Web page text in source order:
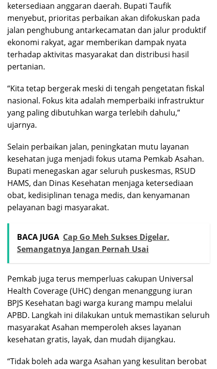
ketersediaan anggaran daerah. Bupati Taufik
menyebut, prioritas perbaikan akan difokuskan pada
jalan penghubung antarkecamatan dan jalur produktif
ekonomi rakyat, agar memberikan dampak nyata
terhadap aktivitas masyarakat dan distribusi hasil
pertanian.
“Kita tetap bergerak meski di tengah pengetatan fiskal
nasional. Fokus kita adalah memperbaiki infrastruktur
yang paling dibutuhkan warga terlebih dahulu,”
ujarnya.
Selain perbaikan jalan, peningkatan mutu layanan
kesehatan juga menjadi fokus utama Pemkab Asahan.
Bupati menegaskan agar seluruh puskesmas, RSUD
HAMS, dan Dinas Kesehatan menjaga ketersediaan
obat, kedisiplinan tenaga medis, dan kenyamanan
pelayanan bagi masyarakat.
BACA JUGA Cap Go Meh Sukses Digelar,
Semangatnya Jangan Pernah Usai
Pemkab juga terus memperluas cakupan Universal
Health Coverage (UHC) dengan menanggung iuran
BPJS Kesehatan bagi warga kurang mampu melalui
APBD. Langkah ini dilakukan untuk memastikan seluruh
masyarakat Asahan memperoleh akses layanan
kesehatan gratis, layak, dan mudah dijangkau.
“Tidak boleh ada warga Asahan yang kesulitan berobat